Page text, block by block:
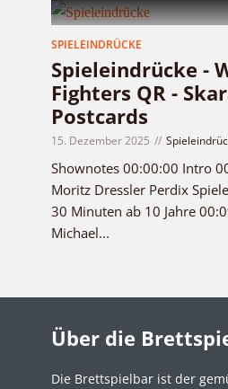
SPIELEINDRÜCKE
Spieleindrücke -
Fighters QR -
Postcards
15. Dezember 2025
Shownotes 00:00:00 Intro
Moritz Dressler Perdix
30 Minuten ab 10 Jahre
Michael...
Über die
Die Brettspielbar ist der